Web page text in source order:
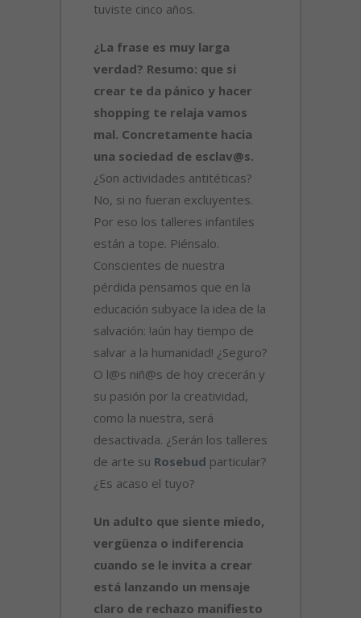
tuviste cinco años.
¿La frase es muy larga
verdad? Resumo: que si
crear te da pánico y hacer
shopping te relaja vamos
mal. Concretamente hacia
una sociedad de esclav@s.
¿Son actividades antitéticas?
No, si no fueran excluyentes.
Por eso los talleres infantiles
están a tope. Piénsalo.
Conscientes de nuestra
pérdida pensamos que en la
educación subyace la idea de la
salvación: !aún hay tiempo de
salvar a la humanidad! ¿Seguro?
O l@s niñ@s de hoy crecerán y
su pasión por la creatividad,
como la nuestra, será
desactivada. ¿Serán los talleres
de arte su Rosebud particular?
¿Es acaso el tuyo?
Un adulto que siente miedo,
vergüenza o indiferencia
cuando se le invita a crear
está lanzando un mensaje
claro de rechazo manifiesto